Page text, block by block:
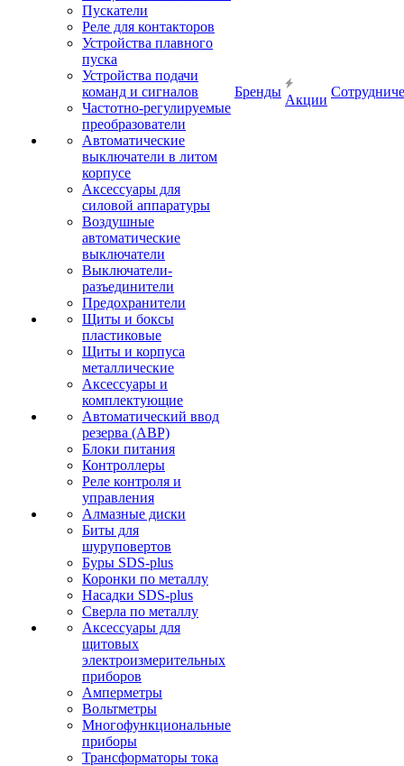
Пускатели
Реле для контакторов
Устройства плавного
пуска
Устройства подачи
команд и сигналов
Частотно-регулируемые
преобразователи
Автоматические
выключатели в литом
корпусе
Аксессуары для
силовой аппаратуры
Воздушные
автоматические
выключатели
Выключатели-
разъединители
Предохранители
Щиты и боксы
пластиковые
Щиты и корпуса
металлические
Аксессуары и
комплектующие
Автоматический ввод
резерва (АВР)
Блоки питания
Контроллеры
Реле контроля и
управления
Алмазные диски
Биты для
шуруповертов
Буры SDS-plus
Коронки по металлу
Насадки SDS-plus
Сверла по металлу
Аксессуары для
щитовых
электроизмерительных
приборов
Амперметры
Вольтметры
Многофункциональные
приборы
Трансформаторы тока
Бренды
Акции